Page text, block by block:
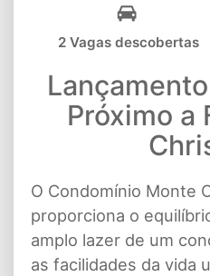
2 Vagas descobertas
Próximo a
O Condomínio Monte
proporciona o
amplo lazer de um
as facilidades da vida